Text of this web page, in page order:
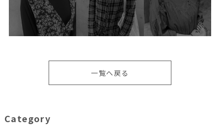
一覧へ戻る
Category